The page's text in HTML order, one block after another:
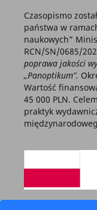
Czasopismo
państwa w
naukowych”
RCN/SN/0685/
poprawa jakości
„Panoptikum”.
Wartość
45 000 PLN.
praktyk